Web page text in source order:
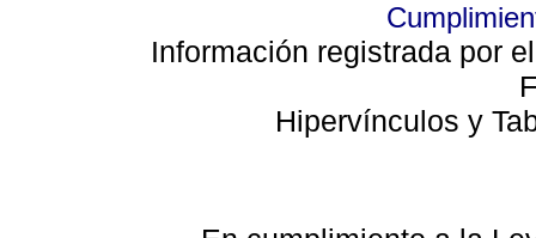
Información registrada por
Hipervínculos y